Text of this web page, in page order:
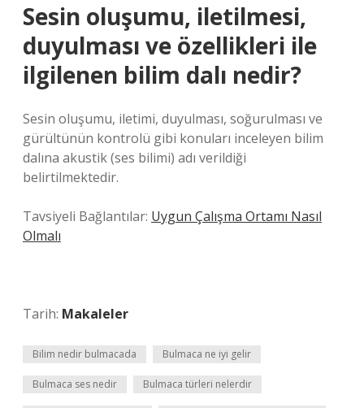
Sesin oluşumu, iletilmesi,
duyulması ve özellikleri ile
ilgilenen bilim dalı nedir?
Sesin oluşumu, iletimi, duyulması, soğurulması ve
gürültünün kontrolü gibi konuları inceleyen bilim
dalına akustik (ses bilimi) adı verildiği
belirtilmektedir.
Tavsiyeli Bağlantılar: Uygun Çalışma Ortamı Nasıl
Olmalı
Tarih: Makaleler
Bilim nedir bulmacada Bulmaca ne iyi gelir
Bulmaca ses nedir Bulmaca türleri nelerdir